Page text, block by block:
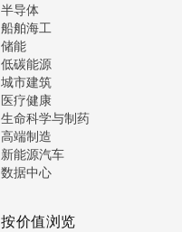
半导体
船舶海工
储能
低碳能源
城市建筑
医疗健康
生命科学与制药
高端制造
新能源汽车
数据中心
按价值浏览